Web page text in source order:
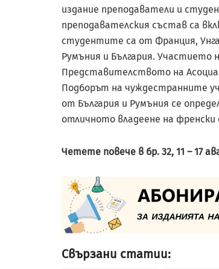
издание преподаватели и
преподавателския състав са
студентите са от Франция,
Румъния и България. Участието
Представителството на
Подборът на чуждестранните
от България и Румъния се
отличното владеене на
Четете повече в бр. 32, 11 – 17
Свързани статии: